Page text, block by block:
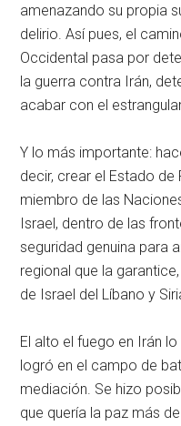
amenazando su propia
delirio. Así pues, el
Occidental pasa por
la guerra contra Irán,
acabar con el
Y lo más importante:
decir, crear el Estado
miembro de las
Israel, dentro de las
seguridad genuina para
regional que la
de Israel del Líbano y
El alto el fuego en Irán
logró en el campo de
mediación. Se hizo
que quería la paz más